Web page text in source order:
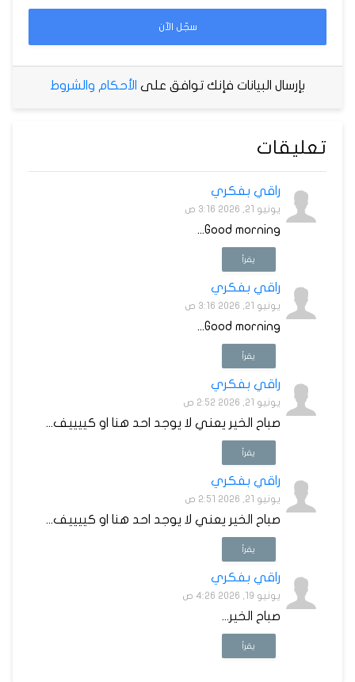
سجّل الآن
بإرسال البيانات فإنك توافق على الأحكام والشروط
تعليقات
راقي بفكري
يونيو 21, 2026 3:16 ص
Good morning...
يقرأ
راقي بفكري
يونيو 21, 2026 3:16 ص
Good morning...
يقرأ
راقي بفكري
يونيو 21, 2026 2:52 ص
صباح الخير يعني لا يوجد احد هنا او كييييف...
يقرأ
راقي بفكري
يونيو 21, 2026 2:51 ص
صباح الخير يعني لا يوجد احد هنا او كييييف...
يقرأ
راقي بفكري
يونيو 19, 2026 4:26 ص
صباح الخير...
يقرأ